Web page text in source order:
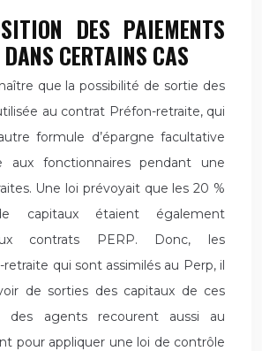
DES PAIEMENTS
CERTAINS CAS
que la possibilité de sortie des
au contrat Préfon-retraite, qui
formule d’épargne facultative
aux fonctionnaires pendant une
Une loi prévoyait que les 20 %
capitaux étaient également
contrats PERP. Donc, les
qui sont assimilés au Perp, il
de sorties des capitaux de ces
des agents recourent aussi au
pour appliquer une loi de contrôle